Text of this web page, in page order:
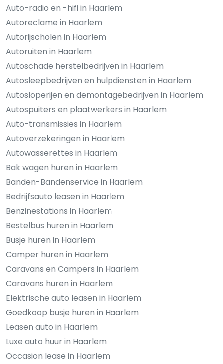
Auto-radio en -hifi in Haarlem
Autoreclame in Haarlem
Autorijscholen in Haarlem
Autoruiten in Haarlem
Autoschade herstelbedrijven in Haarlem
Autosleepbedrijven en hulpdiensten in Haarlem
Autosloperijen en demontagebedrijven in Haarlem
Autospuiters en plaatwerkers in Haarlem
Auto-transmissies in Haarlem
Autoverzekeringen in Haarlem
Autowasserettes in Haarlem
Bak wagen huren in Haarlem
Banden-Bandenservice in Haarlem
Bedrijfsauto leasen in Haarlem
Benzinestations in Haarlem
Bestelbus huren in Haarlem
Busje huren in Haarlem
Camper huren in Haarlem
Caravans en Campers in Haarlem
Caravans huren in Haarlem
Elektrische auto leasen in Haarlem
Goedkoop busje huren in Haarlem
Leasen auto in Haarlem
Luxe auto huur in Haarlem
Occasion lease in Haarlem